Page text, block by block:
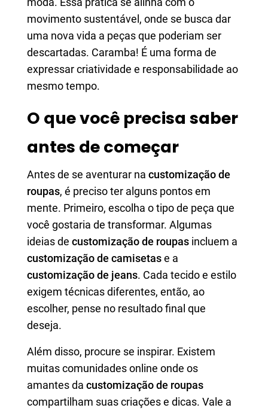
movimento sustentável, onde se busca dar
uma nova vida a peças que poderiam ser
descartadas. Caramba! É uma forma de
expressar criatividade e responsabilidade ao
mesmo tempo.
O que você precisa saber
antes de começar
Antes de se aventurar na customização de
roupas, é preciso ter alguns pontos em
mente. Primeiro, escolha o tipo de peça que
você gostaria de transformar. Algumas
ideias de customização de roupas incluem a
customização de camisetase a
customização de jeans. Cada tecido e estilo
exigem técnicas diferentes, então, ao
escolher, pense no resultado final que
deseja.
Além disso, procure se inspirar. Existem
muitas comunidades online onde os
amantes da customização de roupas
compartilham suas criações e dicas. Vale a